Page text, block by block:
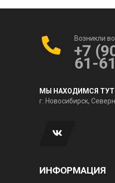
Возникли
+7
61-61
МЫ НАХОДИМСЯ ТУТ
г. Новосибирск,
ИНФОРМАЦИЯ